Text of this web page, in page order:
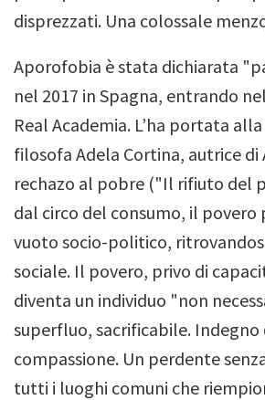
disprezzati. Una colossale
Aporofobia è stata dichiarata
nel 2017 in Spagna, entrando
Real Academia. L’ha portata
filosofa Adela Cortina, autrice
rechazo al pobre ("Il rifiuto del
dal circo del consumo, il povero
vuoto socio-politico,
sociale. Il povero, privo di
diventa un individuo "non
superfluo, sacrificabile. Indegno
compassione. Un perdente
tutti i luoghi comuni che